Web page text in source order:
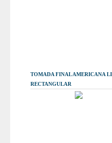
TOMADA FINAL AMERICANA
RECTANGULAR